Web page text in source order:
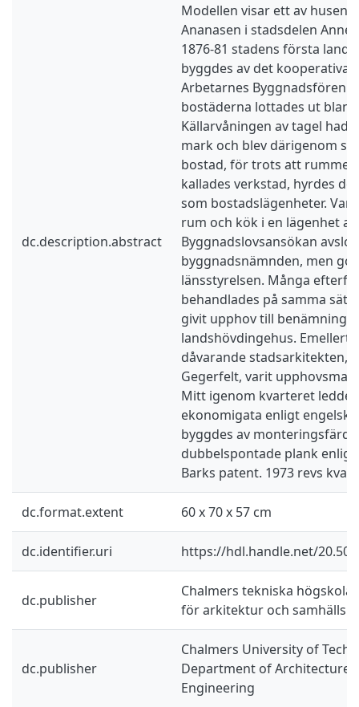
dc.description.abstract
Modellen visar ett av husen
Ananasen i stadsdelen
1876-81 stadens första
byggdes av det kooperativa
Arbetarnes
bostäderna lottades ut
Källarvåningen av tagel
mark och blev därigenom
bostad, för trots att
kallades verkstad, hyrdes
som bostadslägenheter.
rum och kök i en lägenhet
Byggnadslovsansökan
byggnadsnämnden, men
länsstyrelsen. Många
behandlades på samma
givit upphov till
landshövdingehus.
dåvarande stadsarkitekten,
Gegerfelt, varit
Mitt igenom kvarteret ledde
ekonomigata enligt engelsk
byggdes av
dubbelspontade plank
Barks patent. 1973 revs
dc.format.extent 60 x 70 x 57 cm
dc.identifier.uri https://hdl.handle.net/
dc.publisher
Chalmers tekniska
för arkitektur och
dc.publisher
Chalmers University of
Department of Architecture
Engineering